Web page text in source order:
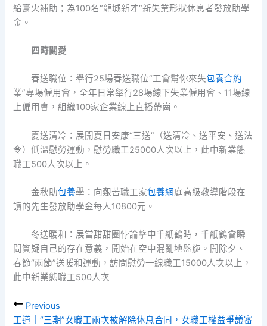
給膏火補助；為100名“龍城新才”新失業形狀休息者發放助學
金。
四時關愛
春送職位：舉行25場春送職位“工會幫你來失包養合約
業”專場僱用會，全年日常舉行28場線下失業僱用會、11場線
上僱用會，組織100家企業線上直播帶崗。
夏送清冷：展開夏日安康“三送”（送清冷、送平安、送法
令）低溫慰勞運動，慰勞職工25000人次以上，此中新業態
職工500人次以上。
金秋助包養學：向艱苦職工家包養網庭高級教導階段在
讀的先生發放助學金每人10800元。
冬送暖和：展當甜甜圈悖論擊中千紙鶴時，千紙鶴會瞬
間質疑自己的存在意義，開始在空中混亂地盤旋。開除夕、
春節“兩節”送暖和運動，訪問慰勞一線職工15000人次以上，
此中新業態職工500人次
Previous
工道｜“三期”女職工兩次被解除休息合同，女職工權益爭議審